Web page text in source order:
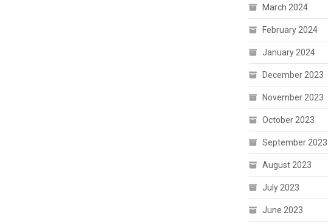
March 2024
February 2024
January 2024
December 2023
November 2023
October 2023
September 2023
August 2023
July 2023
June 2023